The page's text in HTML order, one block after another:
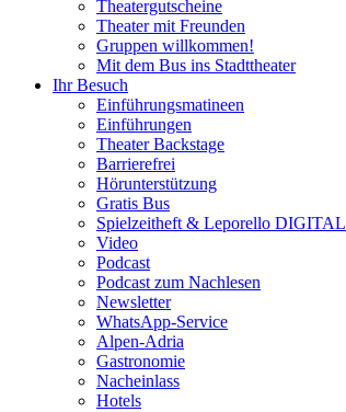
Theatergutscheine
Theater mit Freunden
Gruppen willkommen!
Mit dem Bus ins Stadttheater
Ihr Besuch
Einführungsmatineen
Einführungen
Theater Backstage
Barrierefrei
Hörunterstützung
Gratis Bus
Spielzeitheft & Leporello DIGITAL
Video
Podcast
Podcast zum Nachlesen
Newsletter
WhatsApp-Service
Alpen-Adria
Gastronomie
Nacheinlass
Hotels